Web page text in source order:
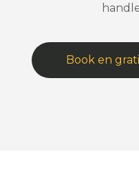
Book en